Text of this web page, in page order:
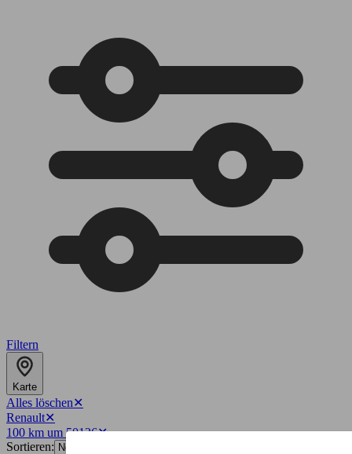
Filtern
Karte
Alles löschen✕
Renault✕
100 km um 50126✕
Sortieren: